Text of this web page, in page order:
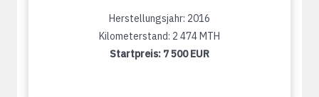
Herstellungsjahr: 2016
Kilometerstand: 2 474 MTH
Startpreis: 7 500 EUR